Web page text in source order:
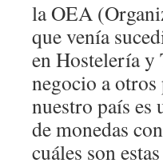
la OEA
que venía
en Hostelería y
negocio a
nuestro país es
de monedas
cuáles son